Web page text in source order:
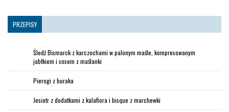
PRZEPISY
Śledź Bismarck z karczochami w palonym maśle, kompresowanym
jabłkiem i sosem z maślanki
Pierogi z buraka
Jesiotr z dodatkami z kalafiora i bisque z marchewki